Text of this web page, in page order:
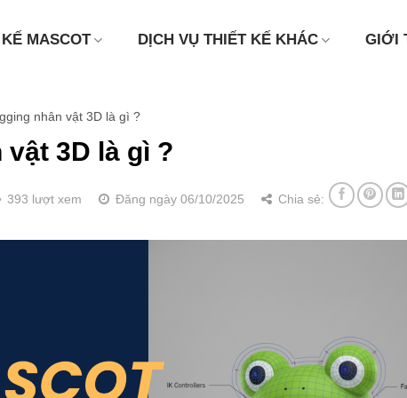
MASCOT DỊCH VỤ THIẾT KẾ KHÁC GIỚI
nhân vật 3D là gì ?
vật 3D là gì ?
393 lượt xem Đăng ngày 06/10/2025 Chia sẻ: